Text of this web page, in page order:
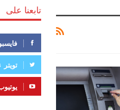
تابعنا على
تويتر